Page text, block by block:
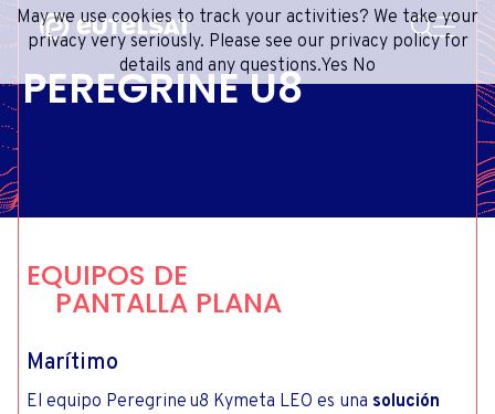
Content
Menu
Footer
SERVICIOS SATELITALES
MEDIOS
EXTRANET
FRENCH
BUSCAR
PEREGRINE U8
EQUIPOS DE
PANTALLA PLANA
Marítimo
El equipo Peregrine u8 Kymeta LEO es una solución
May we use cookies to track your activities? We take your
privacy very seriously. Please see our privacy policy for
details and any questions.Yes No